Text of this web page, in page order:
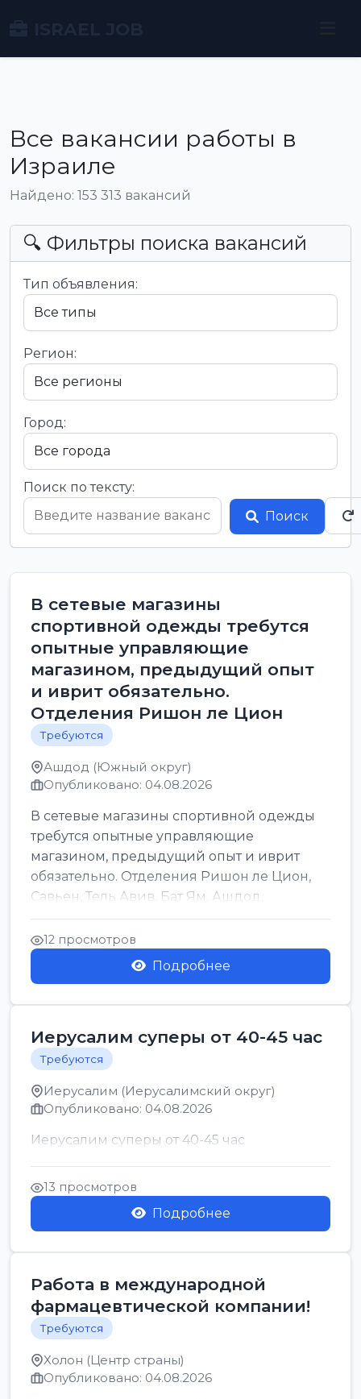
Все вакансии работы в
Израиле
Найдено: 153 313 вакансий
🔍 Фильтры поиска вакансий
Тип объявления:
Регион:
Город:
Поиск по тексту:
Поиск
В сетевые магазины
спортивной одежды требутся
опытные управляющие
магазином, предыдущий опыт
и иврит обязательно.
Отделения Ришон ле Цион
Требуются
Ашдод (Южный округ)
Опубликовано: 04.08.2026
В сетевые магазины спортивной одежды
требутся опытные управляющие
магазином, предыдущий опыт и иврит
обязательно. Отделения Ришон ле Цион,
Савьен, Тель Авив, Бат Ям, Ашдод,
Ашкелон, Кфар Саба, Маале А...
12 просмотров
Подробнее
Иерусалим суперы от 40-45 час
Требуются
Иерусалим (Иерусалимский округ)
Опубликовано: 04.08.2026
Иерусалим суперы от 40-45 час
13 просмотров
Подробнее
Работа в международной
фармацевтической компании!
Требуются
Холон (Центр страны)
Опубликовано: 04.08.2026